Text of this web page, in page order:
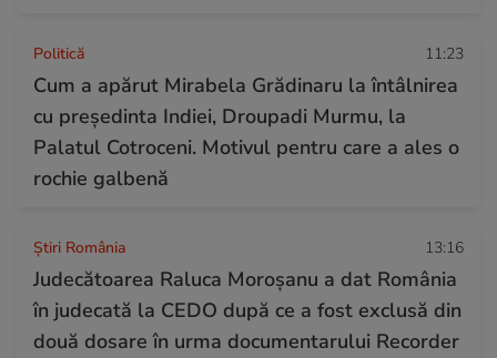
Politică 11:23
Cum a apărut Mirabela Grădinaru la întâlnirea
cu președinta Indiei, Droupadi Murmu, la
Palatul Cotroceni. Motivul pentru care a ales o
rochie galbenă
Știri România 13:16
Judecătoarea Raluca Moroșanu a dat România
în judecată la CEDO după ce a fost exclusă din
două dosare în urma documentarului Recorder